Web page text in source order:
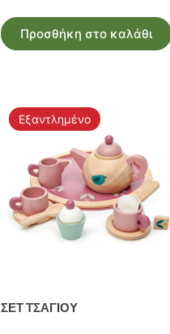
Προσθήκη στο καλάθι
Εξαντλημένο
ΣΕΤ ΤΣΑΓΙΟΥ